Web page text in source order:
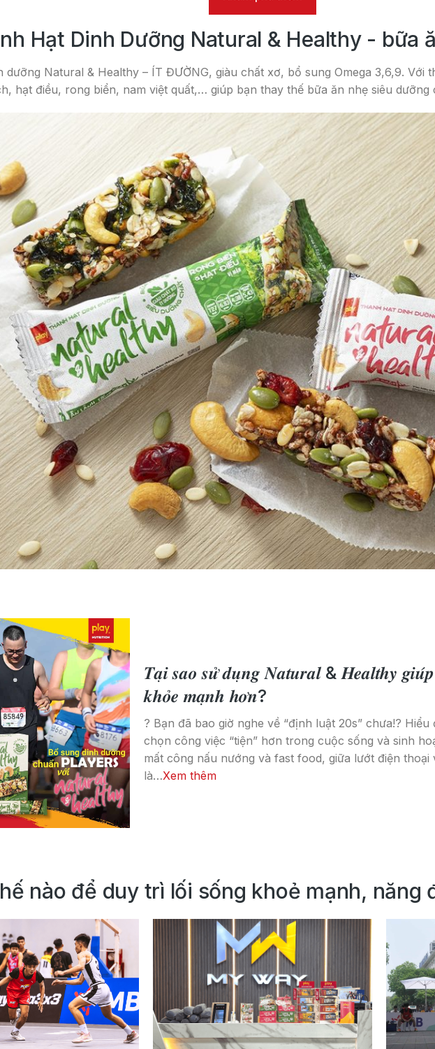
Hạt Dinh Dưỡng Natural & Healthy - bữa
dưỡng Natural & Healthy – ÍT ĐƯỜNG, giàu chất xơ, bổ sung Omega 3,6,9. Với
hạt điều, rong biển, nam việt quất,… giúp bạn thay thế bữa ăn nhẹ siêu dưỡng
𝑻𝒂̣𝒊 𝒔𝒂𝒐 𝒔𝒖̛̉ 𝒅𝒖̣𝒏𝒈 𝑵𝒂𝒕𝒖𝒓𝒂𝒍 & 𝑯𝒆𝒂𝒍𝒕𝒉𝒚
𝒌𝒉𝒐̉𝒆 𝒎𝒂̣𝒏𝒉 𝒉𝒐̛𝒏?
? Bạn đã bao giờ nghe về “định luật 20s” chưa!?
chọn công việc “tiện” hơn trong cuộc sống và sinh
mất công nấu nướng và fast food, giữa lướt điện
là…Xem thêm
nào để duy trì lối sống khoẻ mạnh, năng